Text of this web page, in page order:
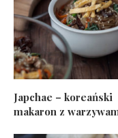
Japchae – koreański
makaron z